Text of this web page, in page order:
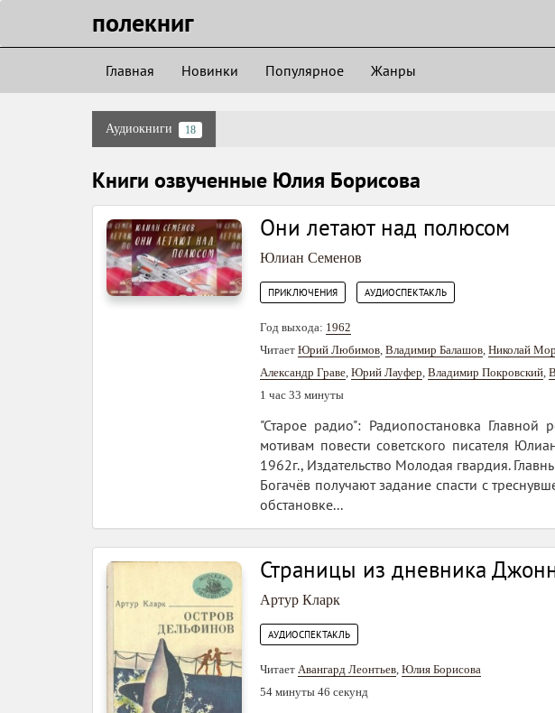
полекниг
Главная Новинки Популярное Жанры
Аудиокниги 18
Книги озвученные Юлия Борисова
Они летают над полюсом
Юлиан Семенов
ПРИКЛЮЧЕНИЯ АУДИОСПЕКТАКЛЬ
Год выхода: 1962
Читает Юрий Любимов, Владимир Балашов, Николай
Александр Граве, Юрий Лауфер, Владимир Покровский,
1 час 33 минуты
"Старое радио": Радиопостановка
мотивам повести советского писателя
1962г., Издательство Молодая гвардия.
Богачёв получают задание спасти с
обстановке...
Страницы из дневника
Артур Кларк
АУДИОСПЕКТАКЛЬ
Читает Авангард Леонтьев, Юлия Борисова
54 минуты 46 секунд